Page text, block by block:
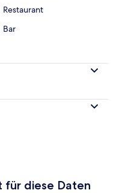
Restaurant
Bar
für diese Daten